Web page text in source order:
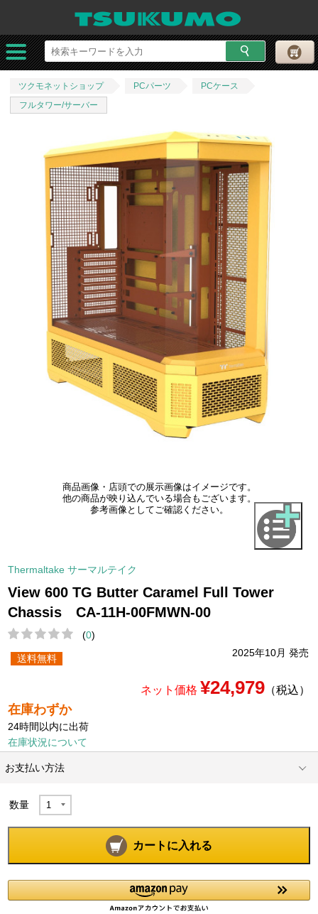
ツクモネットショップ PCパーツ
PCケース
フルタワー/サーバー
商品画像・店頭での展示画像はイメージです。
他の商品が映り込んでいる場合もございます。
参考画像としてご確認ください。
Thermaltake サーマルテイク
View 600 TG Butter Caramel Full Tower
Chassis CA-11H-00FMWN-00
(0)
2025年10月 発売
送料無料
ネット価格 ¥24,979（税込）
在庫わずか
24時間以内に出荷
在庫状況について
お支払い方法
数量
カートに入れる